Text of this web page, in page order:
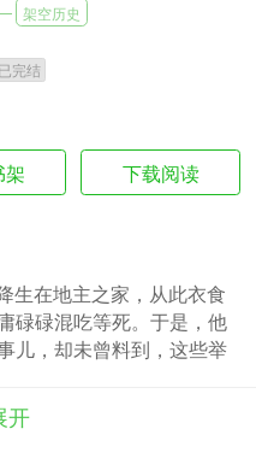
架空历史
已完结
架 下载阅读
生在地主之家，从此衣食
碌碌混吃等死。于是，他
儿，却未曾料到，这些举
，皇帝对他青睐有加，欲
主芳心暗许，一心要招他
开